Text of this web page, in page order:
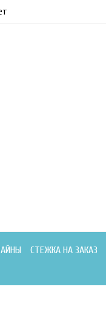
СТЕЖКА НА ЗАКАЗ